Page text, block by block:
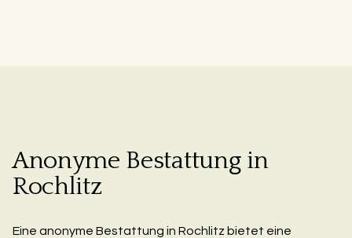
Anonyme Bestattung in
Rochlitz
Eine anonyme Bestattung in Rochlitz bietet eine